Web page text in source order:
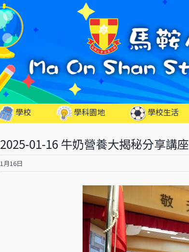
學校 學科園地 學校生活
2025-01-16 牛奶營養大揭秘分享講座
1月16日